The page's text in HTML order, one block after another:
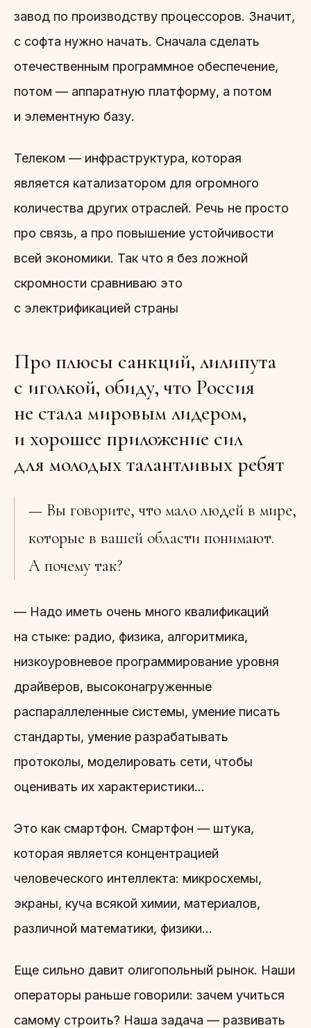
завод по производству процессоров. Значит,
с софта нужно начать. Сначала сделать
отечественным программное обеспечение,
потом — аппаратную платформу, а потом
и элементную базу.
Телеком — инфраструктура, которая
является катализатором для огромного
количества других отраслей. Речь не просто
про связь, а про повышение устойчивости
всей экономики. Так что я без ложной
скромности сравниваю это
с электрификацией страны
Про плюсы санкций, лилипута
с иголкой, обиду, что Россия
не стала мировым лидером,
и хорошее приложение сил
для молодых талантливых ребят
— Вы говорите, что мало людей в мире,
которые в вашей области понимают.
А почему так?
— Надо иметь очень много квалификаций
на стыке: радио, физика, алгоритмика,
низкоуровневое программирование уровня
драйверов, высоконагруженные
распараллеленные системы, умение писать
стандарты, умение разрабатывать
протоколы, моделировать сети, чтобы
оценивать их характеристики…
Это как смартфон. Смартфон — штука,
которая является концентрацией
человеческого интеллекта: микросхемы,
экраны, куча всякой химии, материалов,
различной математики, физики…
Еще сильно давит олигопольный рынок. Наши
операторы раньше говорили: зачем учиться
самому строить? Наша задача — развивать